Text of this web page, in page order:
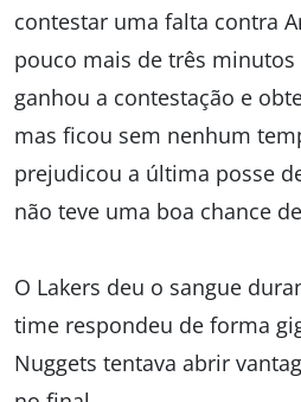
contestar uma falta contra
pouco mais de três
ganhou a contestação e
mas ficou sem nenhum
prejudicou a última posse
não teve uma boa chance
O Lakers deu o sangue
time respondeu de forma
Nuggets tentava abrir